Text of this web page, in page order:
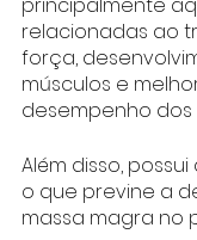
relacionadas ao
força,
músculos e
desempenho dos
Além disso,
o que previne a
massa magra no